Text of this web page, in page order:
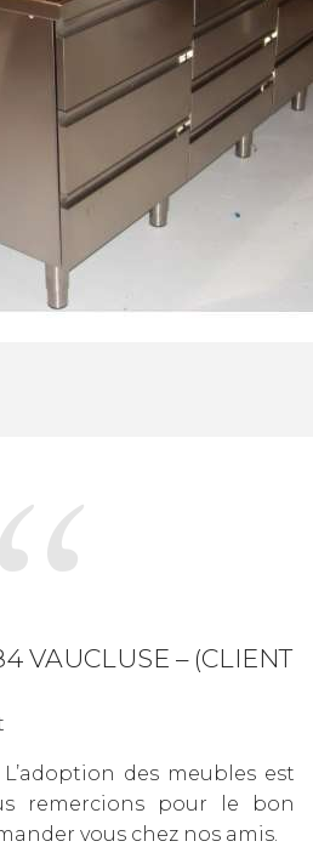
VAUCLUSE – (CLIENT
des meubles est
remercions pour le bon
vous chez nos amis.